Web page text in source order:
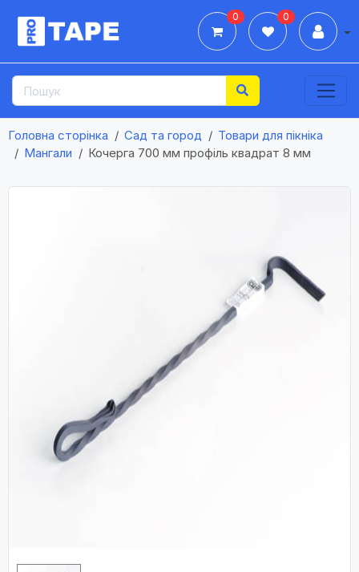
0 0
Головна сторінка Сад та город
Товари для пікніка
Мангали
Кочерга 700 мм профіль квадрат 8 мм